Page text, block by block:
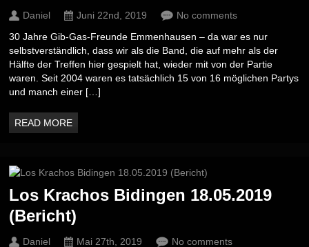
Daniel Juni 22nd, 2019
No comments
30 Jahre Gib-Gas-Freunde Emmenhausen – da war es nur
selbstverständlich, dass wir als die Band, die auf mehr als der
Hälfte der Treffen hier gespielt hat, wieder mit von der Partie
waren. Seit 2004 waren es tatsächlich 15 von 16 möglichen Partys
und manch einer […]
READ MORE
Los Krachos Bidingen 18.05.2019
(Bericht)
Daniel Mai 27th, 2019 No comments